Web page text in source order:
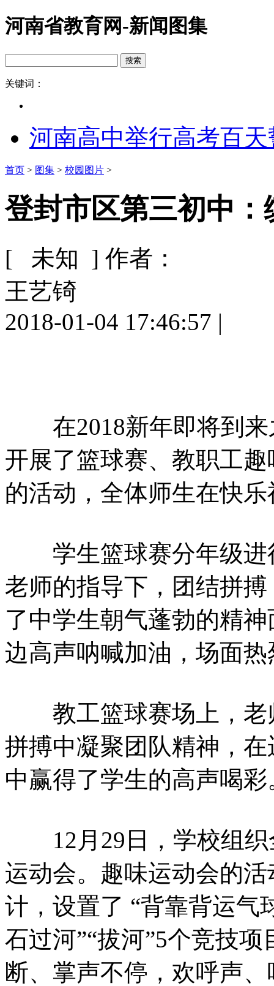
河南省教育网-新闻图集
关键词：
河南高中举行高考百
首页 > 图集 > 校园图片 >
登封市区第三初中
[ 未知 ] 作者：
王艺锜
2018-01-04 17:46:57 |
在2018新年即将到来
开展了篮球赛、教职工
的活动，全体师生在快
学生篮球赛分年级进
老师的指导下，团结拼
了中学生朝气蓬勃的精
边高声呐喊加油，场面
教工篮球赛场上，老
拼搏中凝聚团队精神，
中赢得了学生的高声喝彩
12月29日，学校组织
运动会。趣味运动会的
计，设置了 “背靠背运气
石过河”“拔河”5个竞技
断、掌声不停，欢呼声